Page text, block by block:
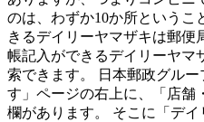
のは、わずか10か所というこ
きるデイリーヤマザキは郵便
帳記入ができるデイリーヤマ
索できます。 日本郵政グル
す」ページの右上に、「店舗
欄があります。 そこに「デ